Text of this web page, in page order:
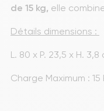
de 15 kg, elle
Détails dimensions :
L. 80 x P. 23,5 x H. 3,8
Charge Maximum : 15